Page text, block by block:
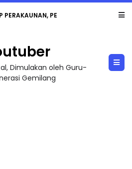
SOALAN 1 TRIAL OLEH CIKGU WAN...
Dimulakan oleh Guru-
Gemilang